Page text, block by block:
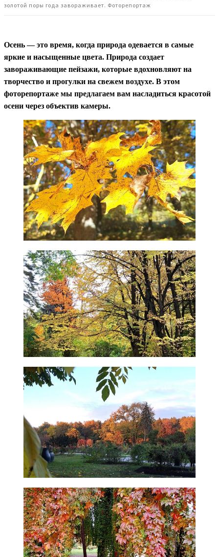
золотой поры года завораживает. Фоторепортаж
Осень — это время, когда природа одевается в самые
яркие и насыщенные цвета. Природа создает
завораживающие пейзажи, которые вдохновляют на
творчество и прогулки на свежем воздухе. В этом
фоторепортаже мы предлагаем вам насладиться красотой
осени через объектив камеры.